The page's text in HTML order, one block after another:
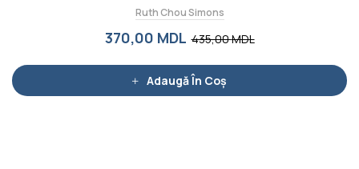
t
l
0
d
n
De Zile
Ruth Chou Simons
435,00MDL
370,00 MDL
Adaugă În Coș